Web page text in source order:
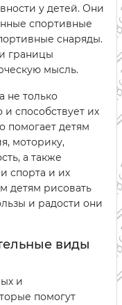
у детей. Они
спортивные
снаряды.
границы
мысль.
не только
способствует их
помогает детям
моторику,
а также
спорта и их
детям рисовать
и радости они
виды
и
помогут